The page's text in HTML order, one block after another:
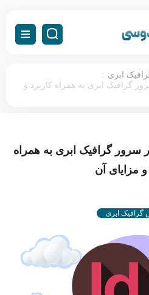
ابری :
گرافیک ابری به همراه کاربرد و
سرور گرافیک ابری به همراه
و مزایای آن
گرافیک ابری